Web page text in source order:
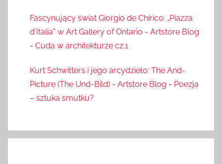
Fascynujący świat Giorgio de Chirico: „Piazza
d'Italia” w Art Gallery of Ontario - Artstore Blog
- Cuda w architekturze cz.1
Kurt Schwitters i jego arcydzieło: The And-
Picture (The Und-Bild) - Artstore Blog - Poezja
– sztuka smutku?